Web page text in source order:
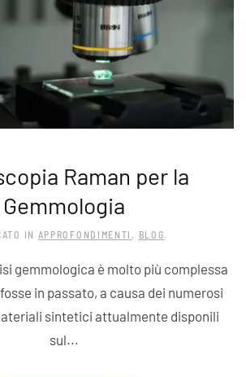
Raman per la
Gemmologia
IN APPROFONDIMENTI , BLOG.
gemmologica è molto più complessa
in passato, a causa dei numerosi
sintetici attualmente disponili
sul...